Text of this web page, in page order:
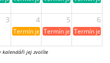
3 4 5 6
Termín je již rezervován
Termín je již obsazen
Termín je již
kalendáři jej zvolíte